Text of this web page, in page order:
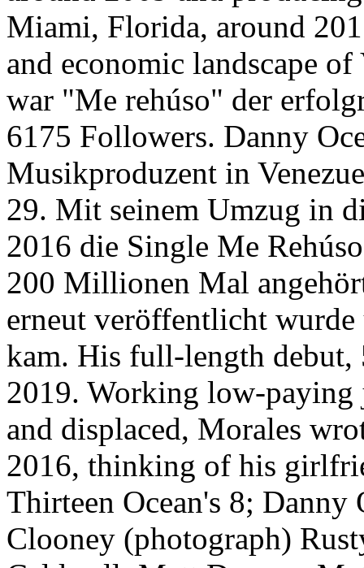
Miami, Florida, around
and economic landscape
war "Me rehúso" der
6175 Followers. Danny
Musikproduzent in
29. Mit seinem Umzug in
2016 die Single Me
200 Millionen Mal
erneut veröffentlicht
kam. His full-length debut,
2019. Working low-
and displaced, Morales
2016, thinking of his
Thirteen Ocean's 8; Danny
Clooney (photograph)